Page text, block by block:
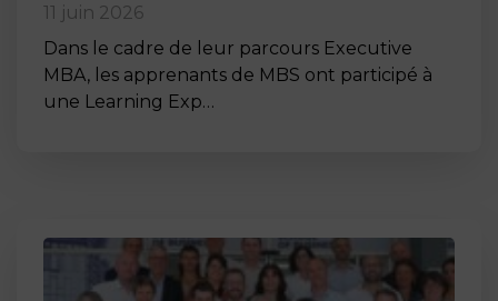
11 juin 2026
Dans le cadre de leur parcours Executive
MBA, les apprenants de MBS ont participé à
une Learning Exp…